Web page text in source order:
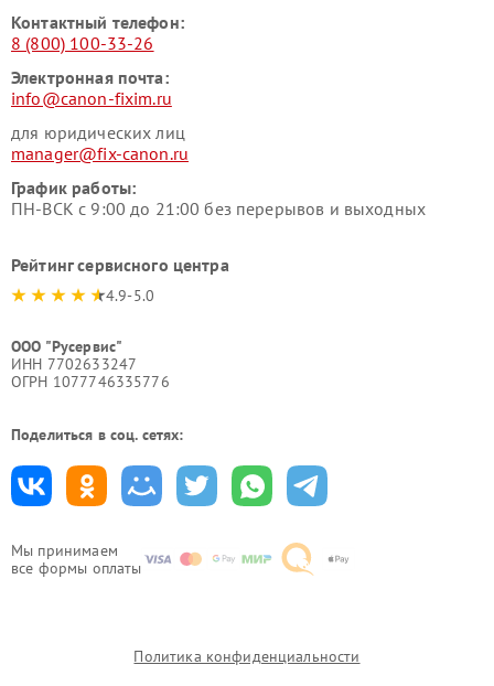
Мы принимаем
все формы оплаты
Контактный телефон:
8 (800) 100-33-26
Электронная почта:
info@canon-fixim.ru
для юридических лиц
manager@fix-canon.ru
График работы:
ПН-ВСК с 9:00 до 21:00 без перерывов и выходных
Рейтинг сервисного центра
4.9-5.0
ООО "Русервис"
ИНН 7702633247
ОГРН 1077746335776
Поделиться в соц. сетях:
Политика конфиденциальности